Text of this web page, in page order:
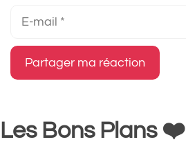
Les Bons Plans ❤️